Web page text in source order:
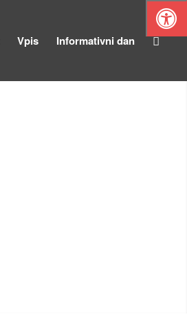
Vpis Informativni dan